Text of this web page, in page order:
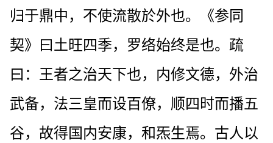
归于鼎中，不使流散於外也。《参同
契》曰土旺四季，罗络始终是也。疏
曰：王者之治天下也，内修文德，外治
武备，法三皇而设百僚，顺四时而播五
谷，故得国内安康，和炁生焉。古人以